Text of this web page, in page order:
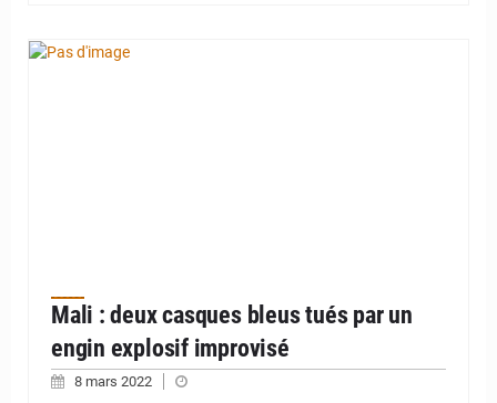
Mali : deux casques bleus tués par un
engin explosif improvisé
8 mars 2022